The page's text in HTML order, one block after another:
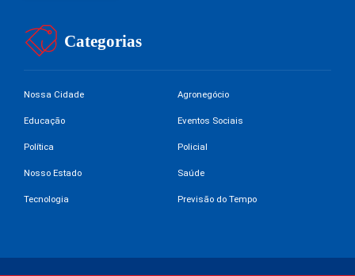
Categorias
Nossa Cidade Agronegócio
Educação Eventos Sociais
Política Policial
Nosso Estado Saúde
Tecnologia Previsão do Tempo